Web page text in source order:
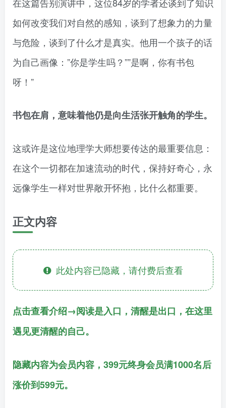
如何改变我们对自然的感知，谈到了想象力的力量
与危险，谈到了什么才是真实。他用一个孩子的话
为自己画像：”你是学生吗？””是啊，你有书包
呀！”
书包在肩，意味着他仍是向生活张开触角的学生。
这或许是这位地理学大师想要传达的最重要信息：
在这个一切都在加速流动的时代，保持好奇心，永
远像学生一样对世界敞开怀抱，比什么都重要。
正文内容
此处内容已隐藏，请付费后查看
点击查看介绍→阅读是入口，清醒是出口，在这里
遇见更清醒的自己。
隐藏内容为会员内容，399元终身会员满1000名后
涨价到599元。